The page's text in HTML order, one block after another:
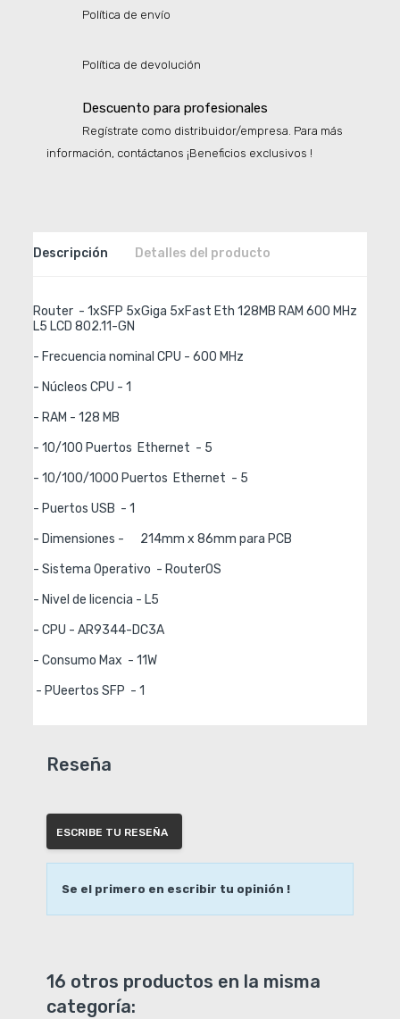
Política de envío
Política de devolución
Descuento para profesionales
Regístrate como distribuidor/empresa. Para más
información, contáctanos ¡Beneficios exclusivos !
Descripción Detalles del producto
Router  - 1xSFP 5xGiga 5xFast Eth 128MB RAM 600 MHz
L5 LCD 802.11-GN
- Frecuencia nominal CPU - 600 MHz
- Núcleos CPU - 1
- RAM - 128 MB
- 10/100 Puertos  Ethernet  - 5
- 10/100/1000 Puertos  Ethernet  - 5
- Puertos USB  - 1
- Dimensiones - 	214mm x 86mm para PCB
- Sistema Operativo  - RouterOS
- Nivel de licencia - L5
- CPU - AR9344-DC3A
- Consumo Max  - 11W
- PUeertos SFP  - 1
Reseña
ESCRIBE TU RESEÑA
Se el primero en escribir tu opinión !
16 otros productos en la misma
categoría: